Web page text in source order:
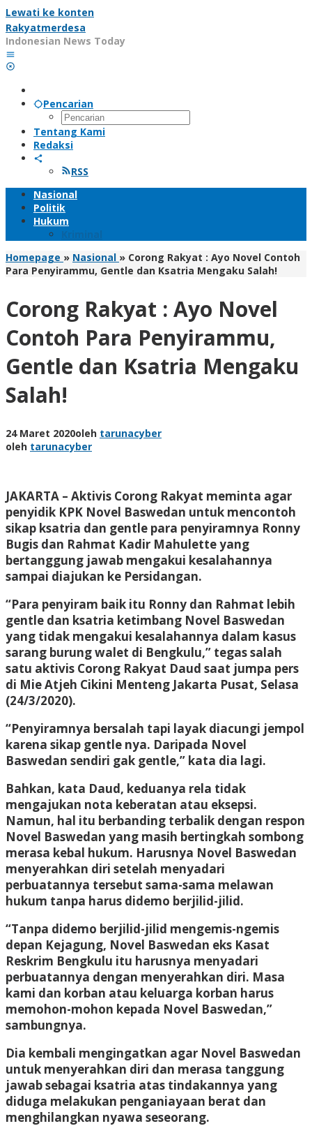
Lewati ke konten
Rakyatmerdesa
Indonesian News Today
Pencarian
Tentang Kami
Redaksi
RSS
Nasional
Politik
Hukum
Kriminal
Homepage » Nasional » Corong Rakyat : Ayo Novel Contoh
Para Penyirammu, Gentle dan Ksatria Mengaku Salah!
Corong Rakyat : Ayo Novel
Contoh Para Penyirammu,
Gentle dan Ksatria Mengaku
Salah!
24 Maret 2020oleh tarunacyber
oleh tarunacyber
JAKARTA – Aktivis Corong Rakyat meminta agar
penyidik KPK Novel Baswedan untuk mencontoh
sikap ksatria dan gentle para penyiramnya Ronny
Bugis dan Rahmat Kadir Mahulette yang
bertanggung jawab mengakui kesalahannya
sampai diajukan ke Persidangan.
“Para penyiram baik itu Ronny dan Rahmat lebih
gentle dan ksatria ketimbang Novel Baswedan
yang tidak mengakui kesalahannya dalam kasus
sarang burung walet di Bengkulu,” tegas salah
satu aktivis Corong Rakyat Daud saat jumpa pers
di Mie Atjeh Cikini Menteng Jakarta Pusat, Selasa
(24/3/2020).
“Penyiramnya bersalah tapi layak diacungi jempol
karena sikap gentle nya. Daripada Novel
Baswedan sendiri gak gentle,” kata dia lagi.
Bahkan, kata Daud, keduanya rela tidak
mengajukan nota keberatan atau eksepsi.
Namun, hal itu berbanding terbalik dengan respon
Novel Baswedan yang masih bertingkah sombong
merasa kebal hukum. Harusnya Novel Baswedan
menyerahkan diri setelah menyadari
perbuatannya tersebut sama-sama melawan
hukum tanpa harus didemo berjilid-jilid.
“Tanpa didemo berjilid-jilid mengemis-ngemis
depan Kejagung, Novel Baswedan eks Kasat
Reskrim Bengkulu itu harusnya menyadari
perbuatannya dengan menyerahkan diri. Masa
kami dan korban atau keluarga korban harus
memohon-mohon kepada Novel Baswedan,”
sambungnya.
Dia kembali mengingatkan agar Novel Baswedan
untuk menyerahkan diri dan merasa tanggung
jawab sebagai ksatria atas tindakannya yang
diduga melakukan penganiayaan berat dan
menghilangkan nyawa seseorang.